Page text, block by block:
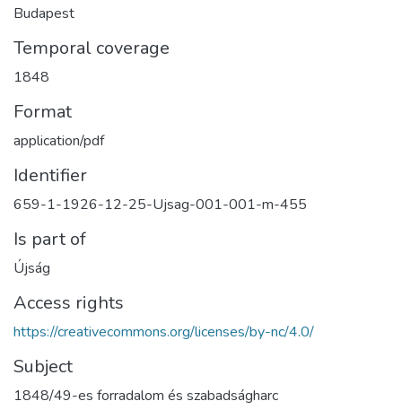
Budapest
Temporal coverage
1848
Format
application/pdf
Identifier
659-1-1926-12-25-Ujsag-001-001-m-455
Is part of
Újság
Access rights
https://creativecommons.org/licenses/by-nc/4.0/
Subject
1848/49-es forradalom és szabadságharc